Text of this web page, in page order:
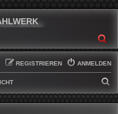
ANMELDEN
REGISTRIEREN
U